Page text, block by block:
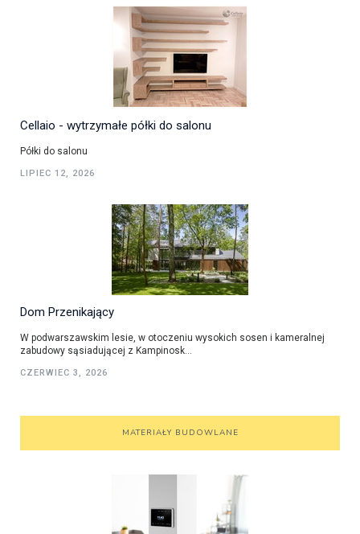
Cellaio - wytrzymałe półki do salonu
Półki do salonu
LIPIEC 12, 2026
Dom Przenikający
W podwarszawskim lesie, w otoczeniu wysokich sosen i kameralnej
zabudowy sąsiadującej z Kampinosk...
CZERWIEC 3, 2026
MATERIAŁY BUDOWLANE